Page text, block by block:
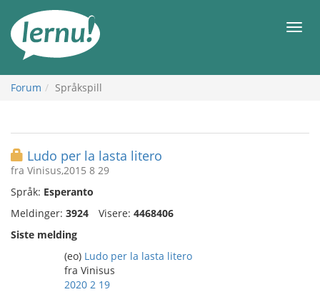
innholdet
Meny
Forum Språkspill
Ludo per la lasta litero
fra Vinisus,2015 8 29
Språk: Esperanto
Meldinger: 3924 Visere: 4468406
Siste melding
(eo) Ludo per la lasta litero
fra Vinisus
2020 2 19